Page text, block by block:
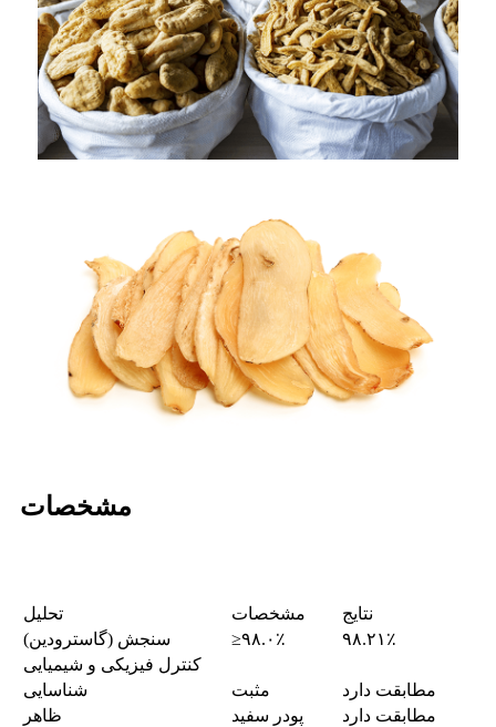
مشخصات
تحلیل مشخصات
نتایج
سنجش (گاسترودین)
≥۹۸.۰٪
۹۸.۲۱٪
کنترل فیزیکی و شیمیایی
شناسایی
مثبت
مطابقت دارد
ظاهر
پودر سفید
مطابقت دارد